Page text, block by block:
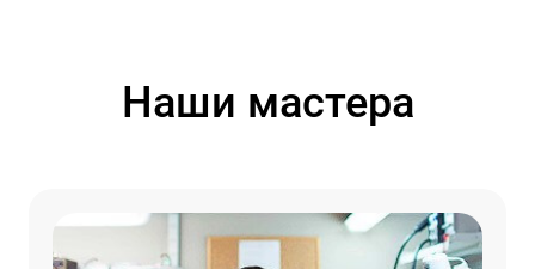
Наши мастера